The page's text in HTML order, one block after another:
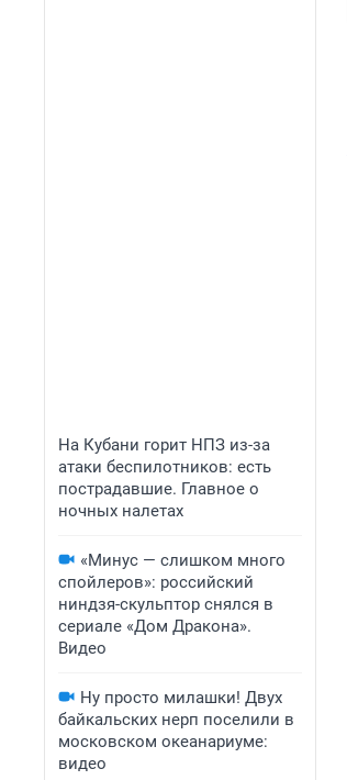
На Кубани горит НПЗ из-за
атаки беспилотников: есть
пострадавшие. Главное о
ночных налетах
«Минус — слишком много
спойлеров»: российский
ниндзя-скульптор снялся в
сериале «Дом Дракона».
Видео
Ну просто милашки! Двух
байкальских нерп поселили в
московском океанариуме:
видео